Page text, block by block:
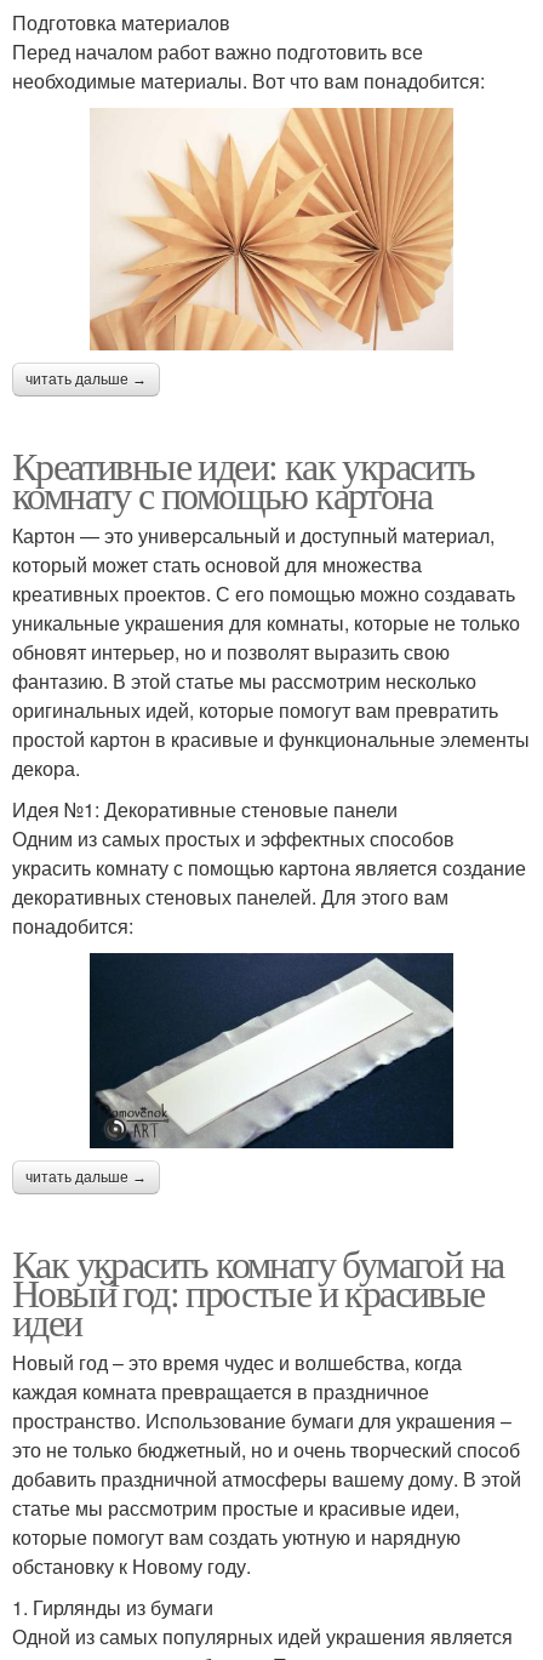
Подготовка материалов
Перед началом работ важно подготовить все
необходимые материалы. Вот что вам понадобится:
читать дальше →
Креативные идеи: как украсить
комнату с помощью картона
Картон — это универсальный и доступный материал,
который может стать основой для множества
креативных проектов. С его помощью можно создавать
уникальные украшения для комнаты, которые не только
обновят интерьер, но и позволят выразить свою
фантазию. В этой статье мы рассмотрим несколько
оригинальных идей, которые помогут вам превратить
простой картон в красивые и функциональные элементы
декора.
Идея №1: Декоративные стеновые панели
Одним из самых простых и эффектных способов
украсить комнату с помощью картона является создание
декоративных стеновых панелей. Для этого вам
понадобится:
читать дальше →
Как украсить комнату бумагой на
Новый год: простые и красивые
идеи
Новый год – это время чудес и волшебства, когда
каждая комната превращается в праздничное
пространство. Использование бумаги для украшения –
это не только бюджетный, но и очень творческий способ
добавить праздничной атмосферы вашему дому. В этой
статье мы рассмотрим простые и красивые идеи,
которые помогут вам создать уютную и нарядную
обстановку к Новому году.
1. Гирлянды из бумаги
Одной из самых популярных идей украшения является